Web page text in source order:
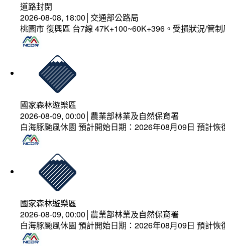
道路封閉
2026-08-08, 18:00│交通部公路局
桃園市 復興區 台7線 47K+100~60K+396。受損狀況/管
國家森林遊樂區
2026-08-09, 00:00│農業部林業及自然保育署
白海豚颱風休園 預計開始日期：2026年08月09日 預計
國家森林遊樂區
2026-08-09, 00:00│農業部林業及自然保育署
白海豚颱風休園 預計開始日期：2026年08月09日 預計